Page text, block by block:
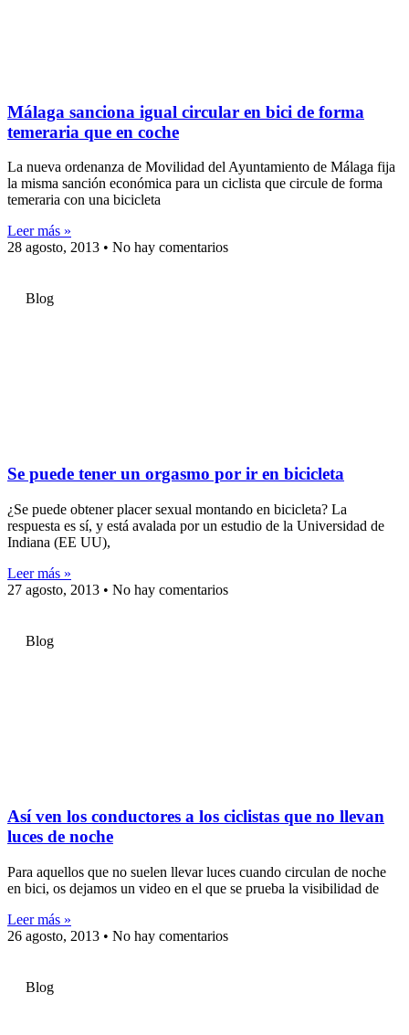
Málaga sanciona igual circular en bici de forma
temeraria que en coche
La nueva ordenanza de Movilidad del Ayuntamiento de Málaga fija
la misma sanción económica para un ciclista que circule de forma
temeraria con una bicicleta
Leer más »
28 agosto, 2013
No hay comentarios
Blog
Se puede tener un orgasmo por ir en bicicleta
¿Se puede obtener placer sexual montando en bicicleta? La
respuesta es sí, y está avalada por un estudio de la Universidad de
Indiana (EE UU),
Leer más »
27 agosto, 2013
No hay comentarios
Blog
Así ven los conductores a los ciclistas que no llevan
luces de noche
Para aquellos que no suelen llevar luces cuando circulan de noche
en bici, os dejamos un video en el que se prueba la visibilidad de
Leer más »
26 agosto, 2013
No hay comentarios
Blog